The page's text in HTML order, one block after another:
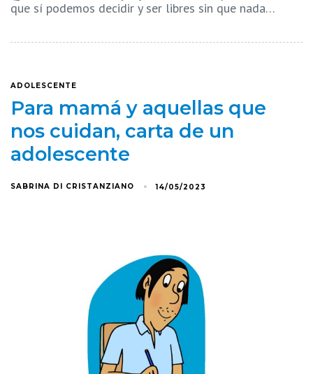
que sí podemos decidir y ser libres sin que nada…
ADOLESCENTE
Para mamá y aquellas que
nos cuidan, carta de un
adolescente
SABRINA DI CRISTANZIANO 14/05/2023